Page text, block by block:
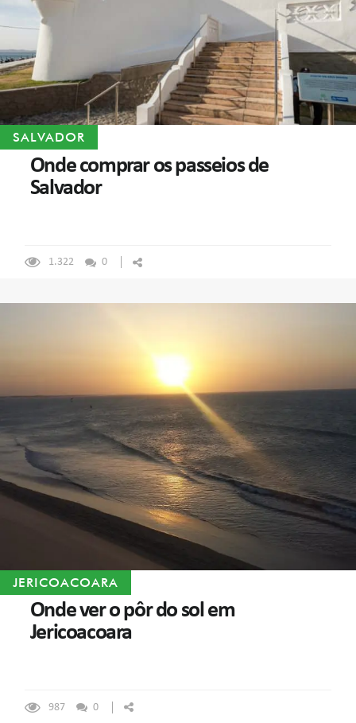
SALVADOR
Onde comprar os passeios de
Salvador
1.322 0
JERICOACOARA
Onde ver o pôr do sol em
Jericoacoara
987 0